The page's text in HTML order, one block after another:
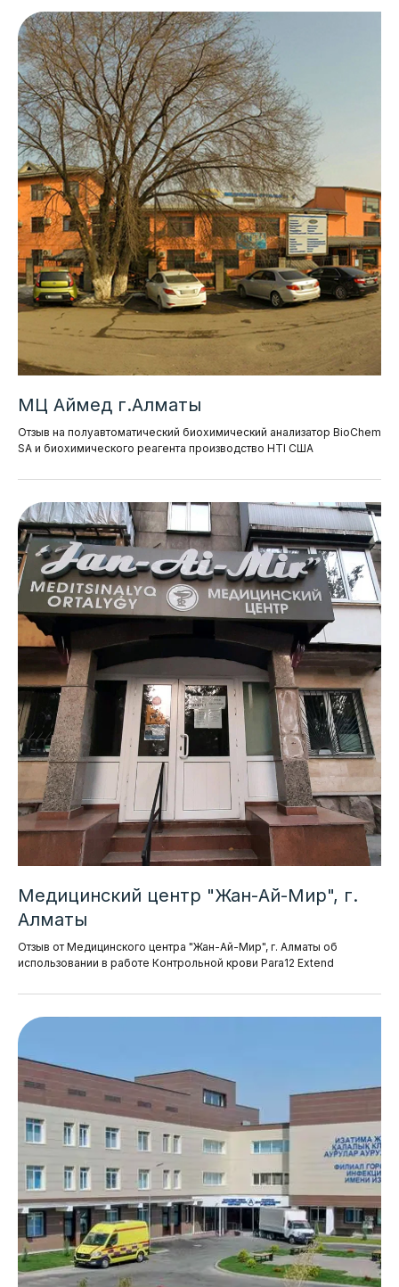
МЦ Аймед г.Алматы
Отзыв на полуавтоматический биохимический анализатор BioChem
SA и биохимического реагента производство HTI США
Медицинский центр "Жан-Ай-Мир", г.
Алматы
Отзыв от Медицинского центра "Жан-Ай-Мир", г. Алматы об
использовании в работе Контрольной крови Para12 Extend